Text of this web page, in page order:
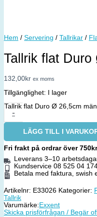
Hem / Servering / Tallrikar /
Tallrik flat
132,00kr ex moms
Tillgänglighet: I lager
-
Tallrik flat Duro Ø 26,5cm
LÄGG TILL I
Fri frakt på ordrar över
Leverans 3–10
Kundservice 08 525 04
Betala med faktura, swish
Artikelnr: E33026 Kategorier:
Tallrik
Varumärke: Exxent
Skicka prisförfrågan / Begär